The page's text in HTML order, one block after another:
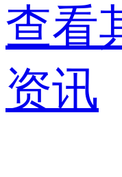
查看
资讯